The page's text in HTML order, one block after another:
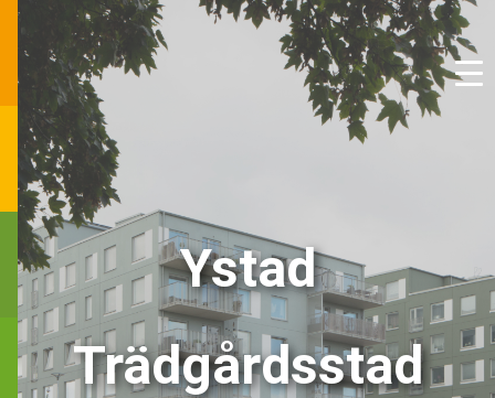
Ystad
Trädgårdsstad